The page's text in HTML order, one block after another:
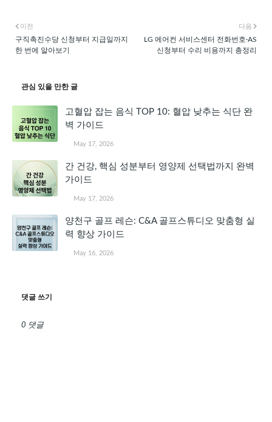
다음
LG 에어컨 서비스센터 전화번호·AS
신청부터 수리 비용까지 총정리
이전
구직촉진수당 신청부터 지급일까지
한 번에 알아보기
관심 있을 만한 글
고혈압 잡는 음식 TOP 10: 혈압 낮추는 식단 완
벽 가이드
May 17, 2026
간 건강, 핵심 성분부터 영양제 선택법까지 완벽
가이드
May 17, 2026
양천구 골프 레슨: C&A 골프스튜디오 맞춤형 실
력 향상 가이드
May 16, 2026
댓글 쓰기
0 댓글